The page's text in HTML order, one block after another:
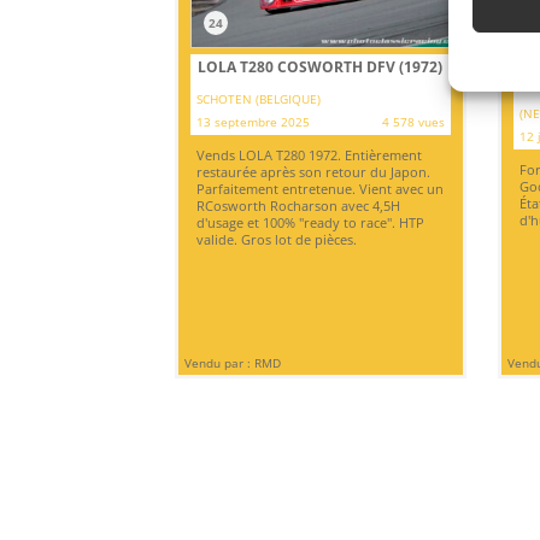
24
LOLA T280 COSWORTH DFV (1972)
SCHOTEN (BELGIQUE)
13 septembre 2025
4 578 vues
Vends LOLA T280 1972. Entièrement
restaurée après son retour du Japon.
Parfaitement entretenue. Vient avec un
RCosworth Rocharson avec 4,5H
d'usage et 100% "ready to race". HTP
valide. Gros lot de pièces.
Vendu par : RMD
12